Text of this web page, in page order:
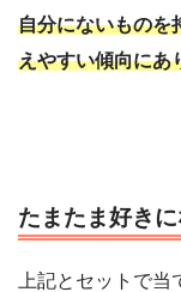
自分にないものを
えやすい傾向にあ
たまたま好き
上記とセットで